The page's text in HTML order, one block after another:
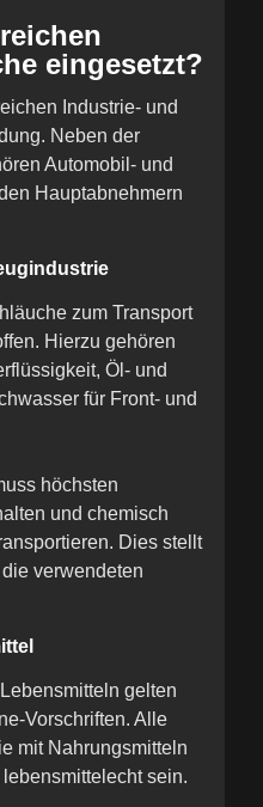
eingesetzt?
Industrie- und
Neben der
Automobil- und
Hauptabnehmern
zum Transport
Hierzu gehören
Öl- und
für Front- und
höchsten
und chemisch
Dies stellt
verwendeten
gelten
Vorschriften. Alle
mit Nahrungsmitteln
sein.